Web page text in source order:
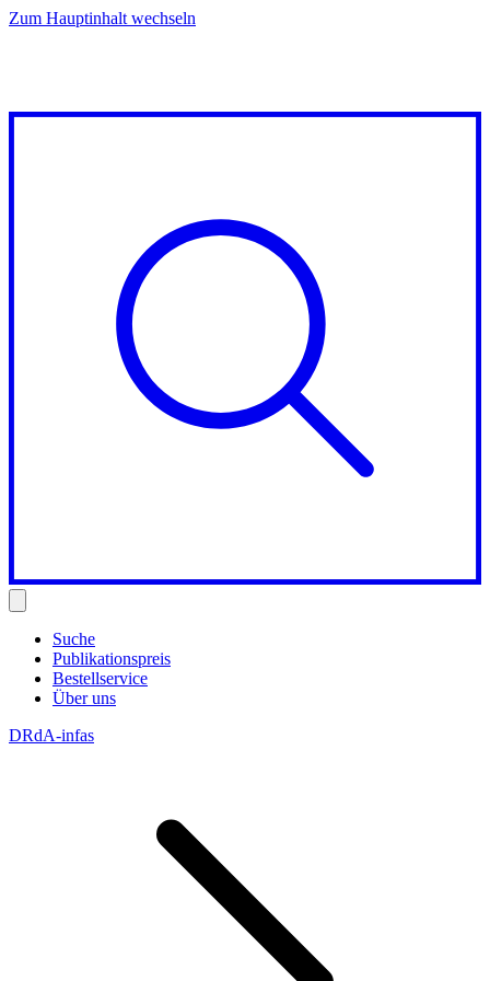
Zum Hauptinhalt wechseln
Suche
Publikationspreis
Bestellservice
Über uns
DRdA-infas